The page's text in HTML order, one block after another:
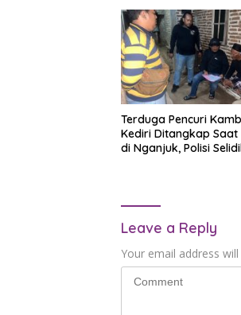
Terduga Pencuri
Kediri Ditangkap Saat
di Nganjuk, Polisi
Leave a Reply
Your email address